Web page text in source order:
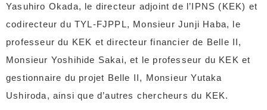
Yasuhiro Okada, le directeur adjoint de l’IPNS (KEK) et
codirecteur du TYL-FJPPL, Monsieur Junji Haba, le
professeur du KEK et directeur financier de Belle II,
Monsieur Yoshihide Sakai, et le professeur du KEK et
gestionnaire du projet Belle II, Monsieur Yutaka
Ushiroda, ainsi que d’autres chercheurs du KEK.